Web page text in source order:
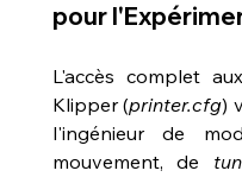
pour
L'accès complet
Klipper (printer.cfg)
l'ingénieur de
mouvement, de